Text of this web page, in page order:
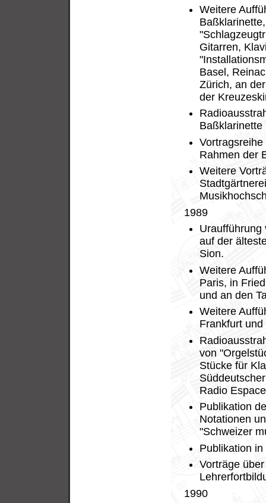
Weitere
Gitarren,
Basel,
Zürich, an
der
Baßklarinette
Rahmen der
Weitere
1989
Uraufführung
auf der
Sion.
Weitere
Paris, in
und an den
Weitere
Frankfurt
von
Stücke für
Radio
Publikation
Notationen
"Schweizer
Publikation
Vorträge
1990